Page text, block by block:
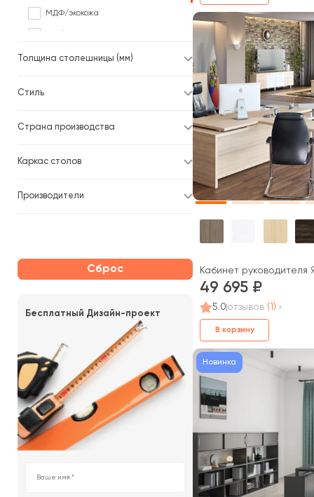
МДФ/экокожа
тамбурат/массив
Толщина столешницы (мм)
Стиль
Страна производства
Каркас столов
Производители
Сброс
Бесплатный Дизайн-проект
Кабинет руководителя
49 695
5.0отзывов (1)
В корзину
Новинка